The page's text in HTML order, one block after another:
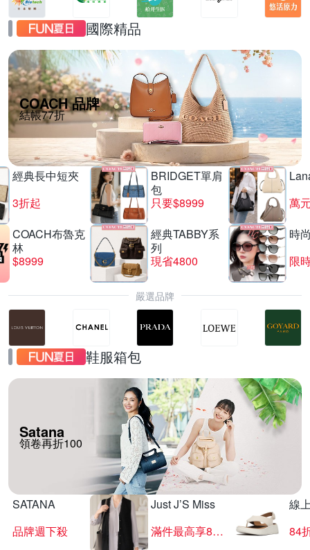
國際精品
COACH 品牌
結帳77折
經典長中短夾
3折起
BRIDGET單肩
包
只要$8999
萬
COACH布魯克
林
$8999
經典TABBY系
列
現省4800
時
限
嚴選品牌
鞋服箱包
Satana
領卷再折100
SATANA
品牌週下殺
Just J’S Miss
滿件最高享85折
線
84